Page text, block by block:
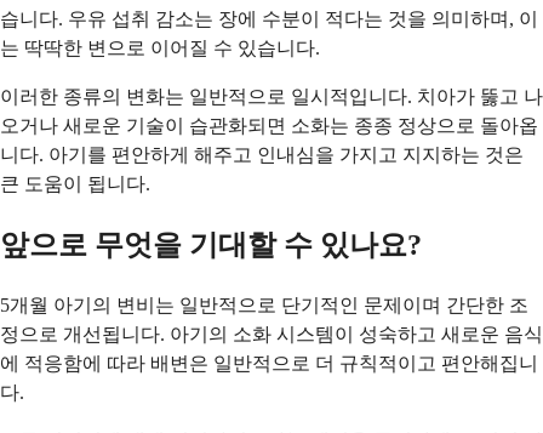
습니다. 우유 섭취 감소는 장에 수분이 적다는 것을 의미하며, 이
는 딱딱한 변으로 이어질 수 있습니다.
이러한 종류의 변화는 일반적으로 일시적입니다. 치아가 뚫고 나
오거나 새로운 기술이 습관화되면 소화는 종종 정상으로 돌아옵
니다. 아기를 편안하게 해주고 인내심을 가지고 지지하는 것은
큰 도움이 됩니다.
앞으로 무엇을 기대할 수 있나요?
5개월 아기의 변비는 일반적으로 단기적인 문제이며 간단한 조
정으로 개선됩니다. 아기의 소화 시스템이 성숙하고 새로운 음식
에 적응함에 따라 배변은 일반적으로 더 규칙적이고 편안해집니
다.